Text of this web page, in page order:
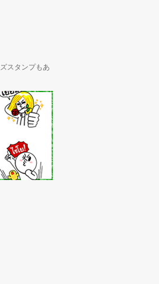
スタンプもあ